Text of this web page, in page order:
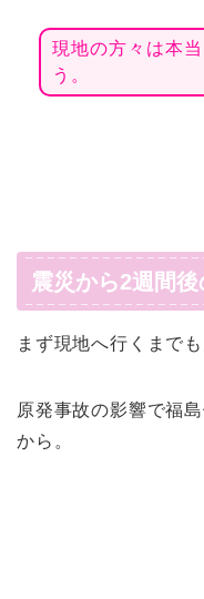
現地の方々は本
う。
震災から2週間
まず現地へ行くまで
原発事故の影響で福
から。